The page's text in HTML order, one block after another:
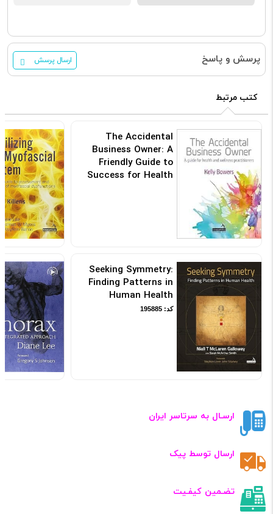
پرسش و پاسخ ارسال پرسش
کتب مرتبط
The Accidental
Business Owner: A
Friendly Guide to
Success for Health
Seeking Symmetry:
Finding Patterns in
Human Health
کد: 195885
ارسـال به سرتاسر ایران
ارسال توسط پیک
تضـمین کیفـیت